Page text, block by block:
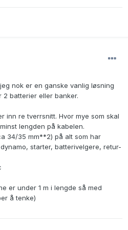
nok er en ganske vanlig løsning
batterier eller banker.
inn re tverrsnitt. Hvor mye som skal
lengden på kabelen.
34/35 mm**2) på alt som har
starter, batterivelgere, retur-
er under 1 m i lengde så med
å tenke)